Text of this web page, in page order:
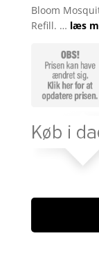
ud af 5
baseret på
Bloom
Refill. … læs